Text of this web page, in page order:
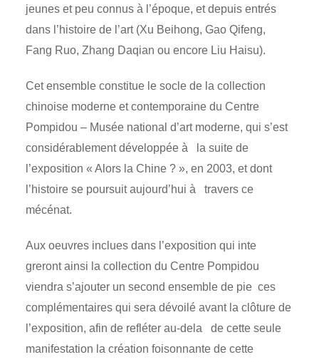
jeunes et peu connus à l’époque, et depuis entrés
dans l’histoire de l’art (Xu Beihong, Gao Qifeng,
Fang Ruo, Zhang Daqian ou encore Liu Haisu).
Cet ensemble constitue le socle de la collection
chinoise moderne et contemporaine du Centre
Pompidou – Musée national d’art moderne, qui s’est
considérablement développée à
la suite de
l’exposition « Alors la Chine ? », en 2003, et dont
l’histoire se poursuit aujourd’hui à
travers ce
mécénat.
Aux oeuvres inclues dans l’exposition qui inte
greront ainsi la collection du Centre Pompidou
viendra s’ajouter un second ensemble de pie ces
complémentaires qui sera dévoilé avant la clôture de
l’exposition, afin de refléter au-dela
de cette seule
manifestation la création foisonnante de cette